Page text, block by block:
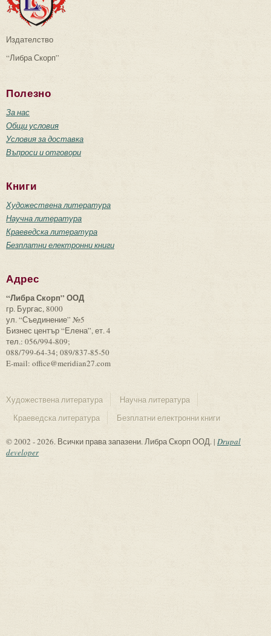
Издателство
“Либра Скорп”
Полезно
За нас
Общи условия
Условия за доставка
Въпроси и отговори
Книги
Художествена литература
Научна литература
Краеведска литература
Безплатни електронни книги
Адрес
“Либра Скорп” ООД
гр. Бургас, 8000
ул. “Съединение” №5
Бизнес център “Елена”, ет. 4
тел.: 056/994-809;
088/799-64-34; 089/837-85-50
E-mail: office@meridian27.com
Художествена литература
Научна литература
Краеведска литература
Безплатни електронни книги
© 2002 - 2026. Всички права запазени. Либра Скорп ООД. | Drupal
developer